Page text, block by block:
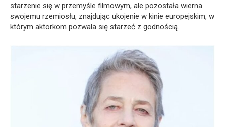
starzenie się w przemyśle filmowym, ale pozostała wierna
swojemu rzemiosłu, znajdując ukojenie w kinie europejskim, w
którym aktorkom pozwala się starzeć z godnością.